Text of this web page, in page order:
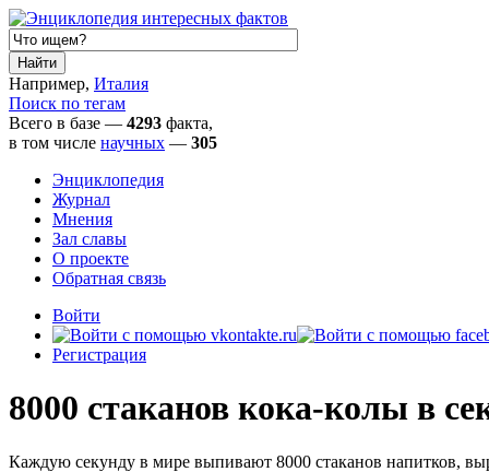
Например, Италия
Поиск по тегам
Всего в базе — 4293 факта,
в том числе научных — 305
Энциклопедия
Журнал
Мнения
Зал славы
О проекте
Обратная связь
Войти
Регистрация
8000 стаканов кока-колы в
Каждую секунду в мире выпивают 8000 стаканов напитков,